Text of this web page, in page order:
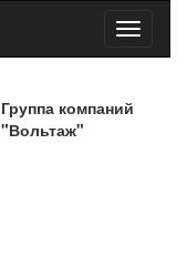
Toggle
Группа компаний
"Вольтаж"